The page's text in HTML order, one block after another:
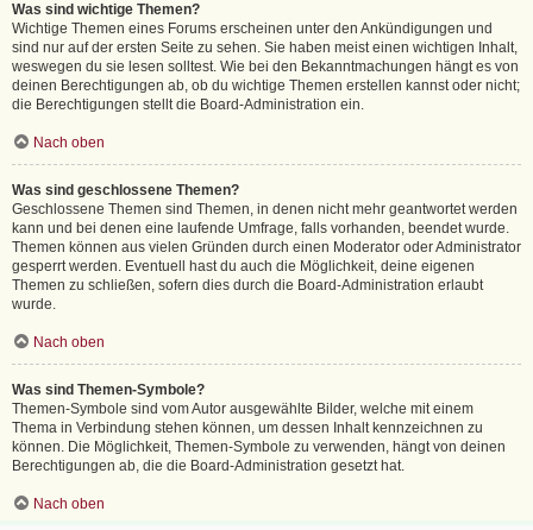
Was sind wichtige Themen?
Wichtige Themen eines Forums erscheinen unter den Ankündigungen und
sind nur auf der ersten Seite zu sehen. Sie haben meist einen wichtigen Inhalt,
weswegen du sie lesen solltest. Wie bei den Bekanntmachungen hängt es von
deinen Berechtigungen ab, ob du wichtige Themen erstellen kannst oder nicht;
die Berechtigungen stellt die Board-Administration ein.
Nach oben
Was sind geschlossene Themen?
Geschlossene Themen sind Themen, in denen nicht mehr geantwortet werden
kann und bei denen eine laufende Umfrage, falls vorhanden, beendet wurde.
Themen können aus vielen Gründen durch einen Moderator oder Administrator
gesperrt werden. Eventuell hast du auch die Möglichkeit, deine eigenen
Themen zu schließen, sofern dies durch die Board-Administration erlaubt
wurde.
Nach oben
Was sind Themen-Symbole?
Themen-Symbole sind vom Autor ausgewählte Bilder, welche mit einem
Thema in Verbindung stehen können, um dessen Inhalt kennzeichnen zu
können. Die Möglichkeit, Themen-Symbole zu verwenden, hängt von deinen
Berechtigungen ab, die die Board-Administration gesetzt hat.
Nach oben